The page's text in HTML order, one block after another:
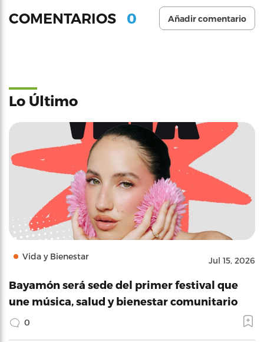
COMENTARIOS 0 Añadir comentario
Lo Último
Vida y Bienestar Jul 15, 2026
Bayamón será sede del primer festival que
une música, salud y bienestar comunitario
0